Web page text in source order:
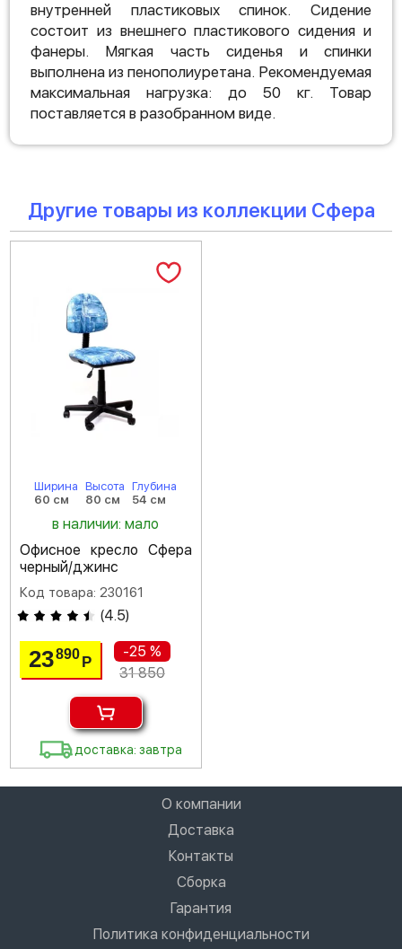
внутренней пластиковых спинок. Сидение
состоит из внешнего пластикового сидения и
фанеры. Мягкая часть сиденья и спинки
выполнена из пенополиуретана. Рекомендуемая
максимальная нагрузка: до 50 кг. Товар
поставляется в разобранном виде.
Другие товары из коллекции Сфера
Ширина
60 см
Высота
80 см
Глубина
54 см
в наличии: мало
Офисное кресло Сфера
черный/джинс
Код товара: 230161
(4.5)
23890Р
-25 %
31 850
доставка: завтра
О компании
Доставка
Контакты
Сборка
Гарантия
Политика конфиденциальности